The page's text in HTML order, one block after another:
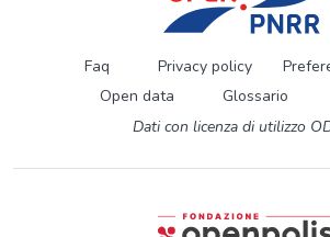
Faq Privacy policy
Open data
Glossario
Dati con licenza di utilizzo